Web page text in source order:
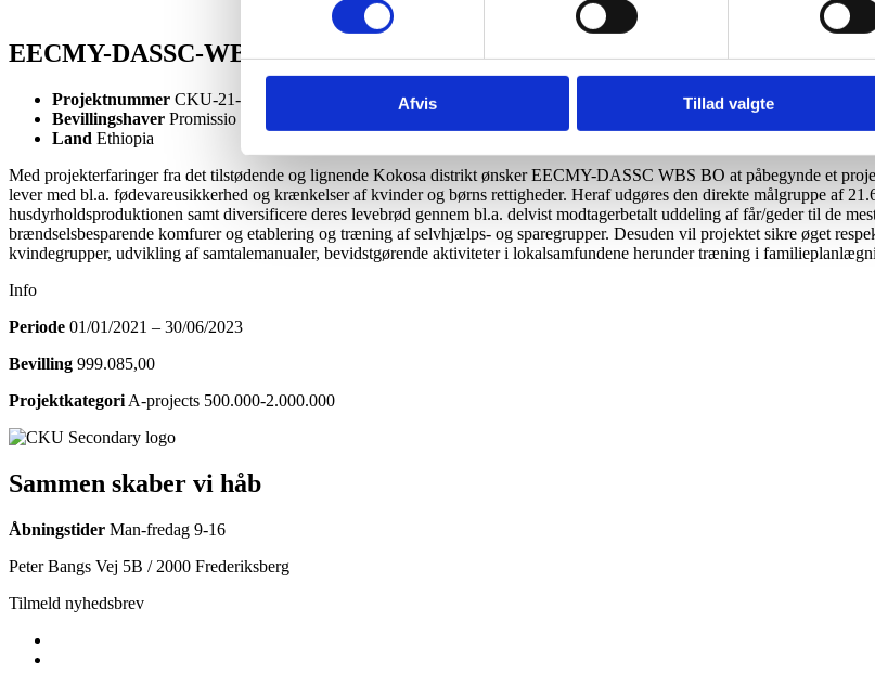
Afvis Tillad valgte
EECMY-DASSC-WBS-BO Nensabo Community Livelihood Capacity
Projektnummer CKU-21-A-02
Bevillingshaver Promissio
Land Ethiopia
Med projekterfaringer fra det tilstødende og lignende Kokosa distrikt ønsker EECMY-DASSC WBS BO at påbegynde et
lever med bl.a. fødevareusikkerhed og krænkelser af kvinder og børns rettigheder. Heraf udgøres den direkte målgruppe af
husdyrholdsproduktionen samt diversificere deres levebrød gennem bl.a. delvist modtagerbetalt uddeling af får/geder til de
brændselsbesparende komfurer og etablering og træning af selvhjælps- og sparegrupper. Desuden vil projektet sikre øget
kvindegrupper, udvikling af samtalemanualer, bevidstgørende aktiviteter i lokalsamfundene herunder træning i
Info
Periode 01/01/2021 – 30/06/2023
Bevilling 999.085,00
Projektkategori A-projects 500.000-2.000.000
Sammen skaber vi håb
Åbningstider Man-fredag 9-16
Peter Bangs Vej 5B / 2000 Frederiksberg
Tilmeld nyhedsbrev